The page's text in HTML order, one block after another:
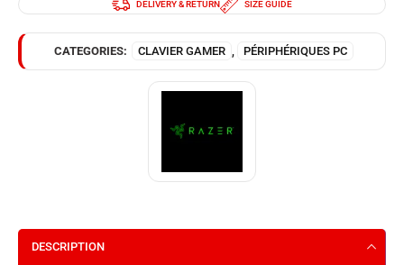
DELIVERY & RETURN SIZE GUIDE
CATEGORIES: CLAVIER GAMER PÉRIPHÉRIQUES PC
DESCRIPTION